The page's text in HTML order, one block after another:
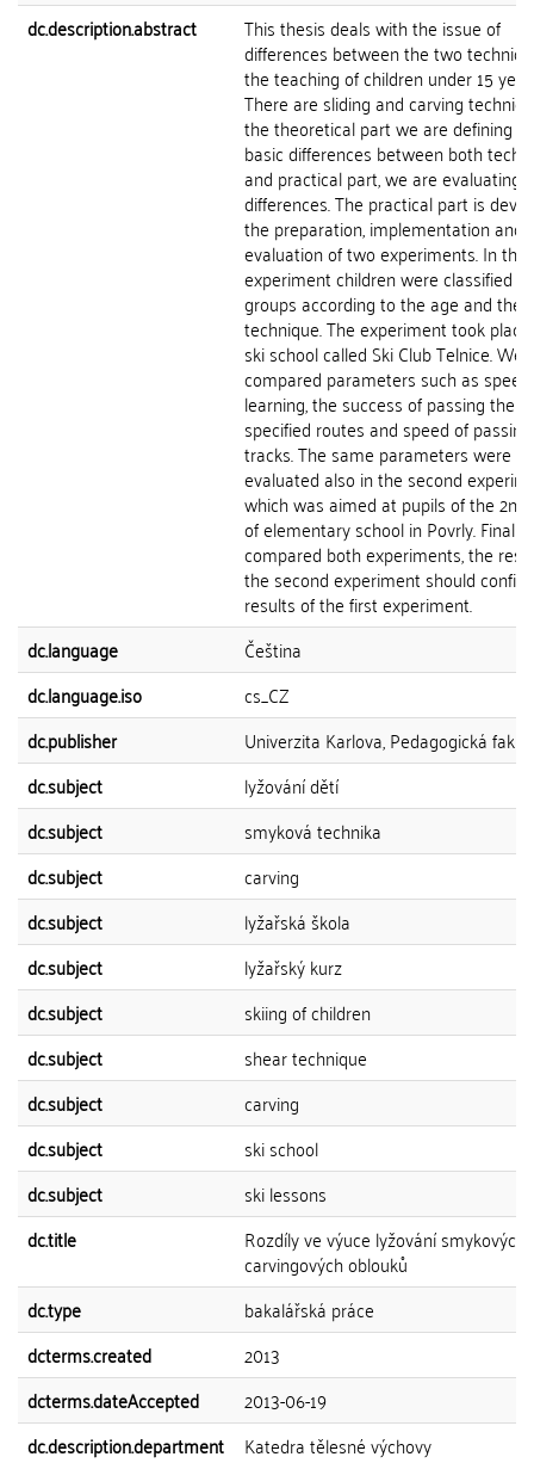
dc.description.abstract
This thesis deals with the issue of
differences between the two
the teaching of children under 15
There are sliding and carving
the theoretical part we are defining
basic differences between both
and practical part, we are evaluating
differences. The practical part is
the preparation, implementation and
evaluation of two experiments. In the
experiment children were classified
groups according to the age and the
technique. The experiment took
ski school called Ski Club Telnice. We
compared parameters such as
learning, the success of passing the
specified routes and speed of passing
tracks. The same parameters were
evaluated also in the second
which was aimed at pupils of the 2nd
of elementary school in Povrly.
compared both experiments, the
the second experiment should
results of the first experiment.
dc.language
Čeština
dc.language.iso
cs_CZ
dc.publisher
Univerzita Karlova, Pedagogická
dc.subject
lyžování dětí
dc.subject
smyková technika
dc.subject
carving
dc.subject
lyžařská škola
dc.subject
lyžařský kurz
dc.subject
skiing of children
dc.subject
shear technique
dc.subject
carving
dc.subject
ski school
dc.subject
ski lessons
dc.title
Rozdíly ve výuce lyžování smykových
carvingových oblouků
dc.type
bakalářská práce
dcterms.created
2013
dcterms.dateAccepted
2013-06-19
dc.description.department
Katedra tělesné výchovy